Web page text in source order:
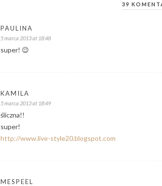
39
PAULINA
5 marca 2013 at 18:48
super! 😉
KAMILA
5 marca 2013 at 18:49
śliczna!!
super!
http://www.live-style20.blogspot.com
MESPEEL